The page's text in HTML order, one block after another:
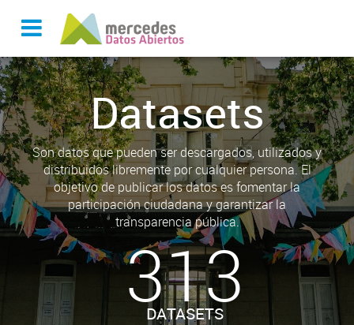
Datasets
Son datos que pueden ser descargados, utilizados y
distribuidos libremente por cualquier persona. El
objetivo de publicar los datos es fomentar la
participación ciudadana y garantizar la
transparencia pública.
313
DATASETS